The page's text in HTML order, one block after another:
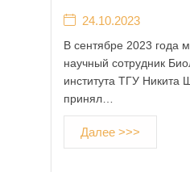
24.10.2023
В сентябре 2023 года
научный сотрудник
института ТГУ Никита
принял…
Далее >>>